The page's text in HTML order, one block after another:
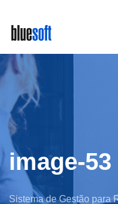
main
content
image-53
Sistema de Gestão para